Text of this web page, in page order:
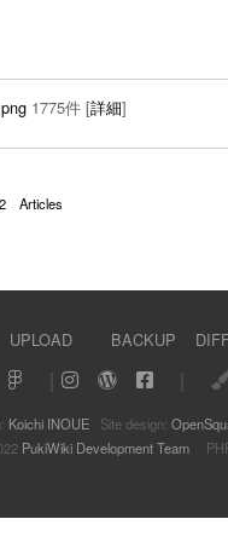
1775件 [詳細]
Articles
UPLOAD BACKUP
Koichi INOUE Site design:
PukiWiki Development TeamPHP